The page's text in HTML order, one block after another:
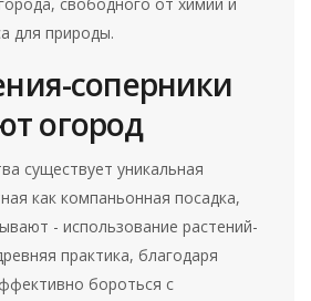
для природы.
соперники
огород
существует уникальная
как компаньонная посадка,
- использование растений-
практика, благодаря
бороться с